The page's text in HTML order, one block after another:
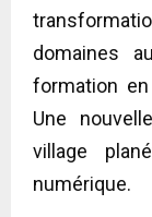
domaines
formation
Une
village
numérique.